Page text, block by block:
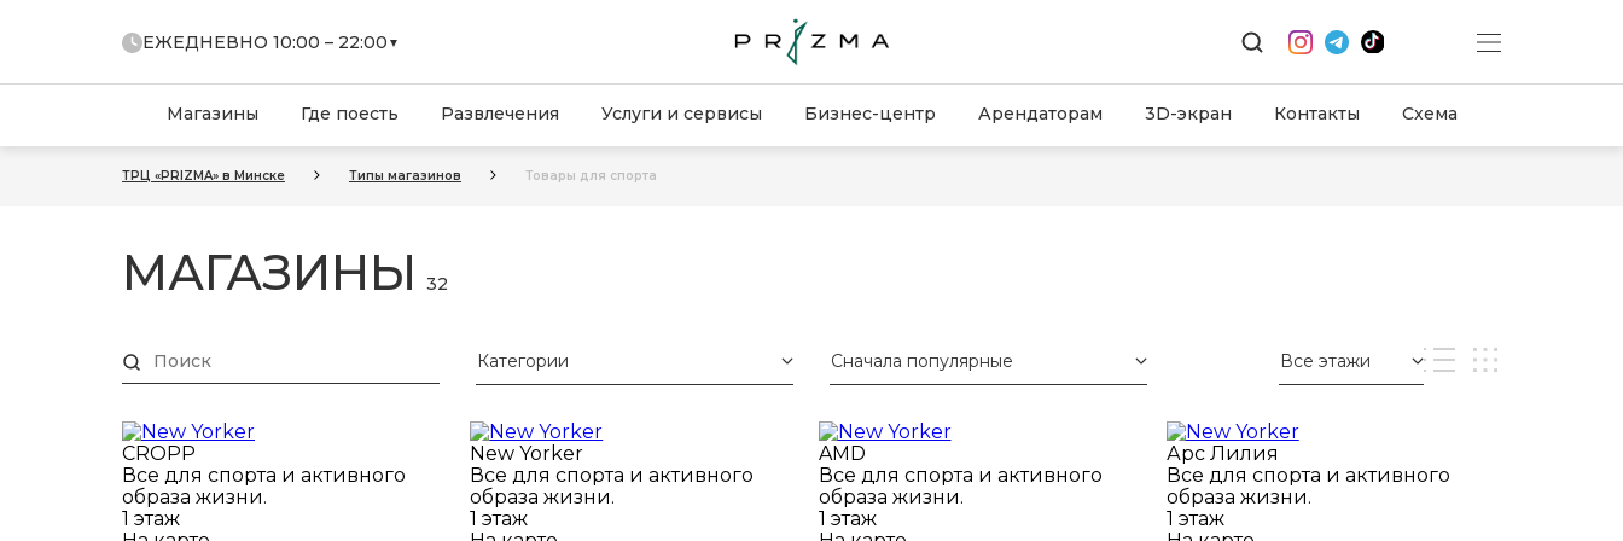
ЕЖЕДНЕВНО 10:00 – 22:00 ▼
Prizma Park:
10:00 – 22:00
ГИППО:
00:00 – 24:00
Магазины Где поесть Развлечения Услуги и сервисы Бизнес-центр Арендаторам 3D-экран Контакты Схема
ТРЦ «PRIZMA» в Минске Типы магазинов Товары для спорта
МАГАЗИНЫ 32
Категории Сначала популярные Все этажи
CROPP
Все для спорта и активного
образа жизни.
1 этаж
New Yorker
Все для спорта и активного
образа жизни.
1 этаж
AMD
Все для спорта и активного
образа жизни.
1 этаж
Арс Лилия
Все для спорта и активного
образа жизни.
1 этаж